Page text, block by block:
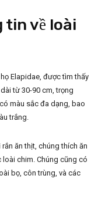
tin về loài
Elapidae, được tìm thấy
từ 30-90 cm, trọng
màu sắc đa dạng, bao
trắng.
ăn thịt, chúng thích ăn
chim. Chúng cũng có
bọ, côn trùng, và các